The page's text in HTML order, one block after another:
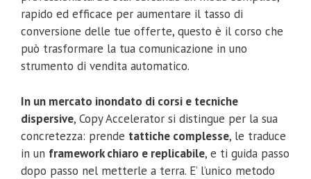
rapido ed efficace per aumentare il tasso di
conversione delle tue offerte, questo è il corso che
può trasformare la tua comunicazione in uno
strumento di vendita automatico.
In un mercato inondato di corsi e tecniche
dispersive, Copy Accelerator si distingue per la sua
concretezza: prende tattiche complesse, le traduce
in un framework chiaro e replicabile, e ti guida passo
dopo passo nel metterle a terra. E’ l’unico metodo